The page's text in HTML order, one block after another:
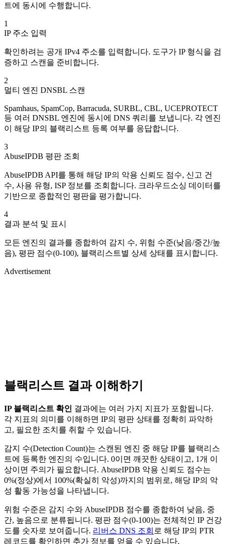
트에 동시에 수행합니다.
1
IP 주소 입력
확인하려는 공개 IPv4 주소를 입력합니다. 도구가 IP 형식을 검
증하고 스캔을 준비합니다.
2
멀티 엔진 DNSBL 스캔
Spamhaus, SpamCop, Barracuda, SURBL, CBL, UCEPROTECT
등 여러 DNSBL 엔진에 동시에 DNS 쿼리를 보냅니다. 각 엔진
이 해당 IP의 블랙리스트 등록 여부를 응답합니다.
3
AbuseIPDB 평판 조회
AbuseIPDB API를 통해 해당 IP의 악용 신뢰도 점수, 신고 건
수, 사용 유형, ISP 정보를 조회합니다. 크라우드소싱 데이터를
기반으로 종합적인 평판을 평가합니다.
4
결과 분석 및 표시
모든 엔진의 결과를 종합하여 감지 수, 위험 수준(낮음/중간/높
음), 평판 점수(0-100), 블랙리스트별 상세 상태를 표시합니다.
Advertisement
블랙리스트 결과 이해하기
IP 블랙리스트 확인 결과에는 여러 가지 지표가 포함됩니다.
각 지표의 의미를 이해하면 IP의 평판 상태를 정확히 파악하
고, 필요한 조치를 취할 수 있습니다.
감지 수(Detection Count)는 스캔된 엔진 중 해당 IP를 블랙리스
트에 등록한 엔진의 수입니다. 0이면 깨끗한 상태이고, 1개 이
상이면 주의가 필요합니다. AbuseIPDB 악용 신뢰도 점수는
0%(정상)에서 100%(확실히 악성)까지의 범위로, 해당 IP의 악
성 활동 가능성을 나타냅니다.
위험 수준은 감지 수와 AbuseIPDB 점수를 종합하여 낮음, 중
간, 높음으로 분류됩니다. 평판 점수(0-100)는 전체적인 IP 건강
도를 숫자로 보여줍니다. 리버스 DNS 조회 로 해당 IP의 PTR
레코드를 확인하면 추가 정보를 얻을 수 있습니다.